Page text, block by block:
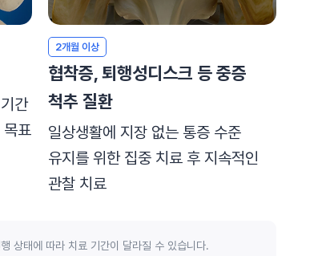
간
목표
협착증, 퇴행성디스크 등 중증
척추 질환
2개월 이상
일상생활에 지장 없는 통증 수준
유지를 위한 집중 치료 후 지속적인
관찰 치료
상태에 따라 치료 기간이 달라질 수 있습니다.